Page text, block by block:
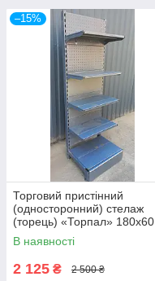
–15%
Торговий пристінний
(односторонний) стелаж
(торець) «Торпал» 180х60
см., RAL-7024, Б/у
В наявності
2 125 ₴ 2 500 ₴